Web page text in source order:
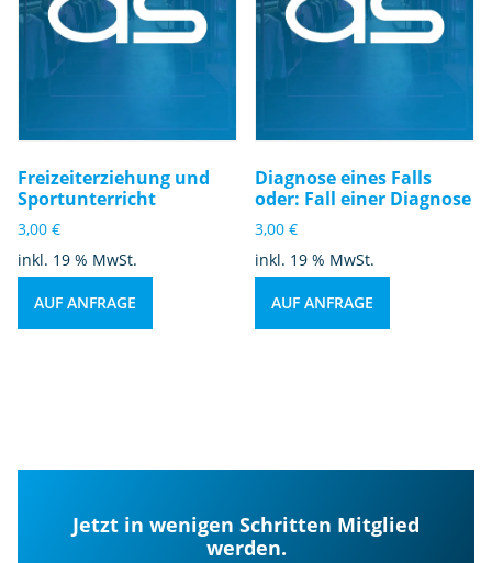
Freizeiterziehung und
Sportunterricht
3,00 €
inkl. 19 % MwSt.
AUF ANFRAGE
Diagnose eines Falls
oder: Fall einer Diagnose
3,00€
inkl. 19 % MwSt.
AUF ANFRAGE
Jetzt in wenigen Schritten Mitglied
werden.